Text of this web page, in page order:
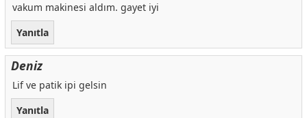
vakum makinesi aldım. gayet iyi
Yanıtla
Deniz
Lif ve patik ipi gelsin
Yanıtla